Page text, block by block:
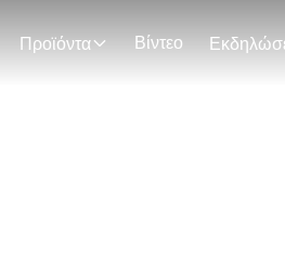
Προϊόντα Βίντεο